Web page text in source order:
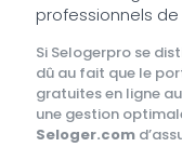
professionnels de
Si Selogerpro se
dû au fait que le
gratuites en ligne
une gestion
Seloger.com